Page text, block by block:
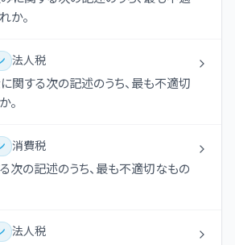
か。
法人税
関する次の記述のうち、最も不適切
。
消費税
次の記述のうち、最も不適切なもの
法人税